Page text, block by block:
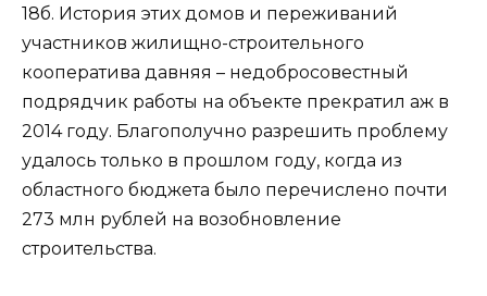
18б. История этих домов и переживаний
участников жилищно-строительного
кооператива давняя – недобросовестный
подрядчик работы на объекте прекратил аж в
2014 году. Благополучно разрешить проблему
удалось только в прошлом году, когда из
областного бюджета было перечислено почти
273 млн рублей на возобновление
строительства.